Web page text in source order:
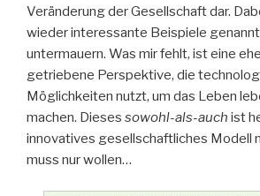
Veränderung der Gesellschaft dar.
wieder interessante Beispiele
untermauern. Was mir fehlt, ist eine
getriebene Perspektive, die
Möglichkeiten nutzt, um das Leben
machen. Dieses sowohl-als-auch ist
innovatives gesellschaftliches Modell
muss nur wollen…